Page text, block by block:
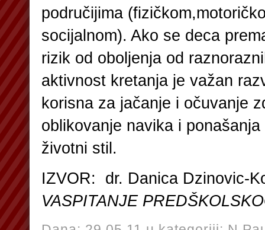
područijima
socijalnom). Ako se deca
rizik od oboljenja od
aktivnost kretanja je važan
korisna za jačanje i očuvanje
oblikovanje navika i
životni stil.
IZVOR: dr. Danica Dzinovic-
VASPITANJE